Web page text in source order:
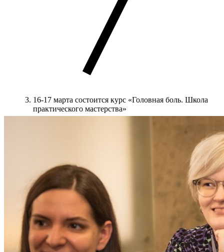
16-17 марта состоится курс «Головная боль. Школа
практического мастерства»